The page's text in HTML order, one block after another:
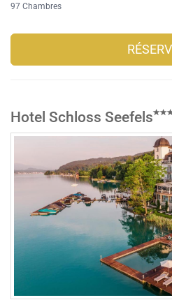
97 Chambres
Hotel Schloss Seefels